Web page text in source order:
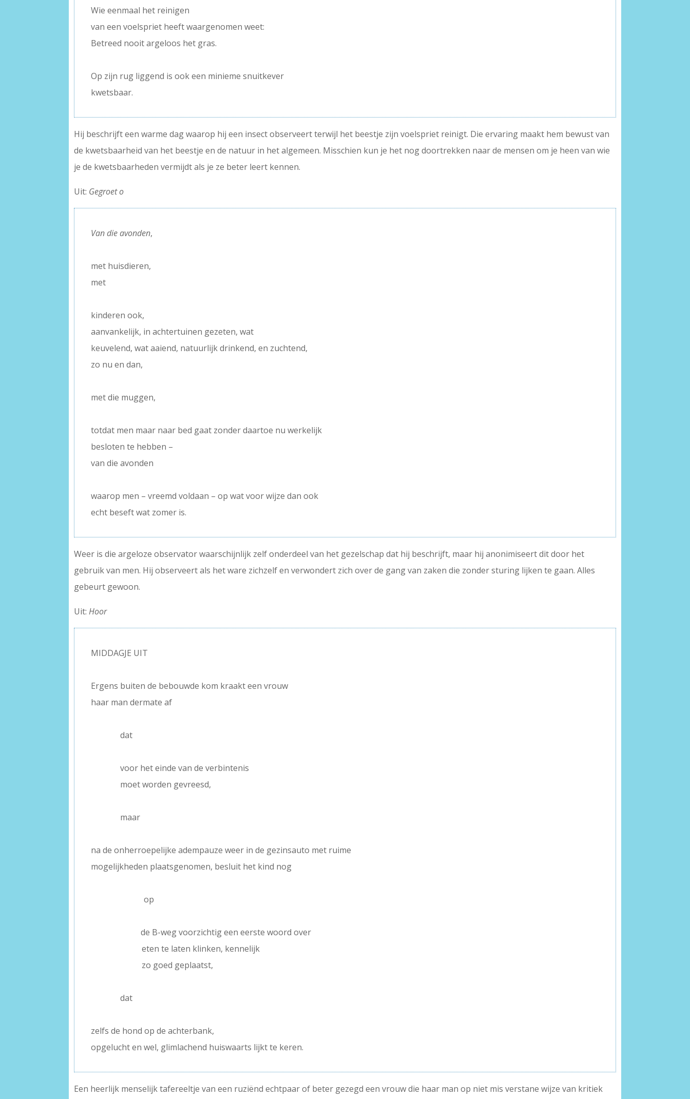
Wie eenmaal het reinigen
van een voelspriet heeft waargenomen weet:
Betreed nooit argeloos het gras.
Op zijn rug liggend is ook een minieme snuitkever
kwetsbaar.
Hij beschrijft een warme dag waarop hij een insect observeert terwijl het beestje zijn voelspriet reinigt. Die ervaring maakt hem bewust van
de kwetsbaarheid van het beestje en de natuur in het algemeen. Misschien kun je het nog doortrekken naar de mensen om je heen van wie
je de kwetsbaarheden vermijdt als je ze beter leert kennen.
Uit: Gegroet o
Van die avonden,
met huisdieren,
met
kinderen ook,
aanvankelijk, in achtertuinen gezeten, wat
keuvelend, wat aaiend, natuurlijk drinkend, en zuchtend,
zo nu en dan,
met die muggen,
totdat men maar naar bed gaat zonder daartoe nu werkelijk
besloten te hebben –
van die avonden
waarop men – vreemd voldaan – op wat voor wijze dan ook
echt beseft wat zomer is.
Weer is die argeloze observator waarschijnlijk zelf onderdeel van het gezelschap dat hij beschrijft, maar hij anonimiseert dit door het
gebruik van men. Hij observeert als het ware zichzelf en verwondert zich over de gang van zaken die zonder sturing lijken te gaan. Alles
gebeurt gewoon.
Uit:Hoor
MIDDAGJE UIT
Ergens buiten de bebouwde kom kraakt een vrouw
haar man dermate af
———–dat
———–voor het einde van de verbintenis
moet worden gevreesd,
maar
na de onherroepelijke adempauze weer in de gezinsauto met ruime
mogelijkheden plaatsgenomen, besluit het kind nog
—— —- –op
——— –de B-weg voorzichtig een eerste woord over
———- –eten te laten klinken, kennelijk
zo goed geplaatst,
———–dat
zelfs de hond op de achterbank,
opgelucht en wel, glimlachend huiswaarts lijkt te keren.
Een heerlijk menselijk tafereeltje van een ruziënd echtpaar of beter gezegd een vrouw die haar man op niet mis verstane wijze van kritiek